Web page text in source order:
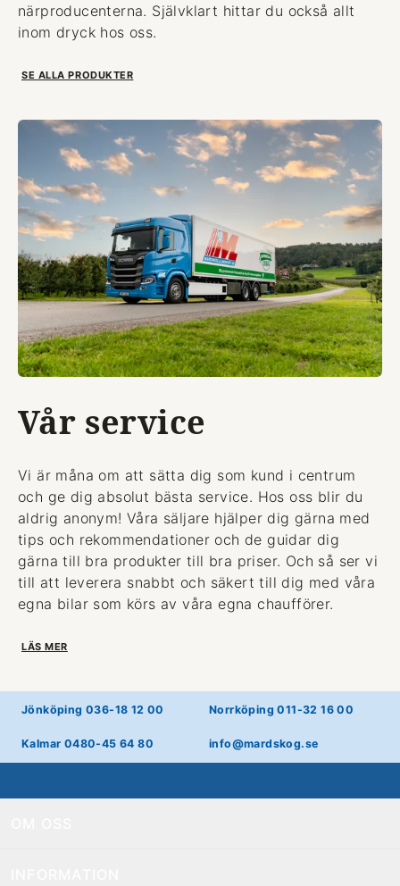
närproducenterna. Självklart hittar du också allt
inom dryck hos oss.
SE ALLA PRODUKTER
Vår service
Vi är måna om att sätta dig som kund i centrum
och ge dig absolut bästa service. Hos oss blir du
aldrig anonym! Våra säljare hjälper dig gärna med
tips och rekommendationer och de guidar dig
gärna till bra produkter till bra priser. Och så ser vi
till att leverera snabbt och säkert till dig med våra
egna bilar som körs av våra egna chaufförer.
LÄS MER
Jönköping 036-18 12 00 Norrköping 011-32 16 00
Kalmar 0480-45 64 80 info@mardskog.se